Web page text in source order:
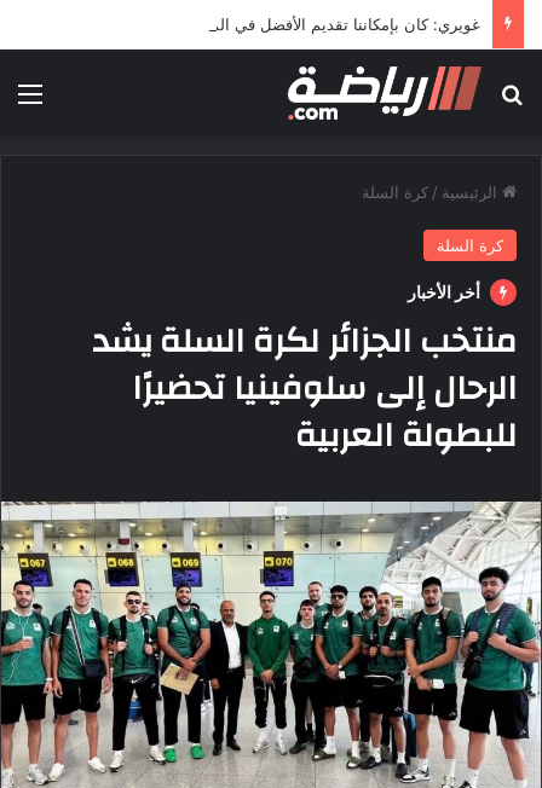
غويري: كان بإمكاننا تقديم الأفضل في المونديال
بحث عن
الرئيسية / كرة السلة
كرة السلة
أخر الأخبار
منتخب الجزائر لكرة السلة يشد
الرحال إلى سلوفينيا تحضيرًا
للبطولة العربية